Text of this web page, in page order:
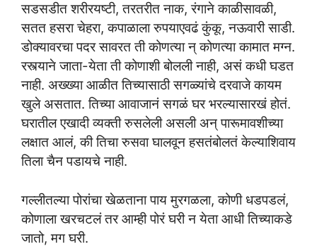
सडसडीत शरीरयष्टी, तरतरीत नाक, रंगाने काळीसावळी,
सतत हसरा चेहरा, कपाळाला रुपयाएवढं कुंकू, नऊवारी साडी.
डोक्यावरचा पदर सावरत ती कोणत्या न् कोणत्या कामात मग्न.
रस्त्याने जाता-येता ती कोणाशी बोलली नाही, असं कधी घडत
नाही. अख्ख्या आळीत तिच्यासाठी सगळ्यांचे दरवाजे कायम
खुले असतात. तिच्या आवाजानं सगळं घर भरल्यासारखं होतं.
घरातील एखादी व्यक्ती रुसलेली असली अन् पारूमावशीच्या
लक्षात आलं, की तिचा रुसवा घालवून हसतंबोलतं केल्याशिवाय
तिला चैन पडायचे नाही.
गल्लीतल्या पोरांचा खेळताना पाय मुरगळला, कोणी धडपडलं,
कोणाला खरचटलं तर आम्ही पोरं घरी न येता आधी तिच्याकडे
जातो, मग घरी.